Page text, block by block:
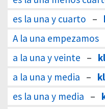
es la una y cuarto –
A la una empezamos
a la una y veinte –
a la una y media –
es la una y media –